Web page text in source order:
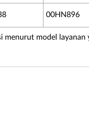
00HN896
menurut model layanan